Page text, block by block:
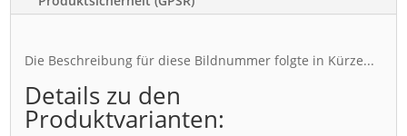
Die Beschreibung für diese Bildnummer folgte in Kürze...
Details zu den
Produktvarianten: